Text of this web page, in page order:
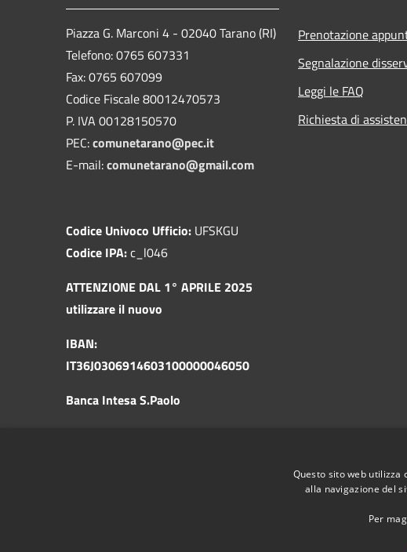
Piazza G. Marconi 4 - 02040 Tarano (RI)
Telefono: 0765 607331
Fax: 0765 607099
Codice Fiscale 80012470573
P. IVA 00128150570
PEC:comunetarano@pec.it
E-mail:comunetarano@gmail.com
Codice Univoco Ufficio: UFSKGU
Codice IPA:c_l046
ATTENZIONE DAL 1° APRILE 2025
utilizzare il nuovo
IBAN:
IT36J0306914603100000046050
Banca Intesa S.Paolo
Prenotazione
Segnalazione
Leggi le FAQ
Richiesta di
Questo sito web
alla navigazione del
Per